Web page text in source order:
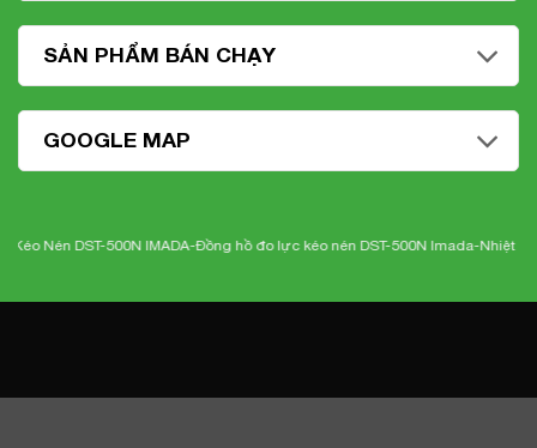
SẢN PHẨM BÁN CHẠY
GOOGLE MAP
DST-500N IMADA-Đồng hồ đo lực kéo nén DST-500N Imada -Nhiệt kế điện